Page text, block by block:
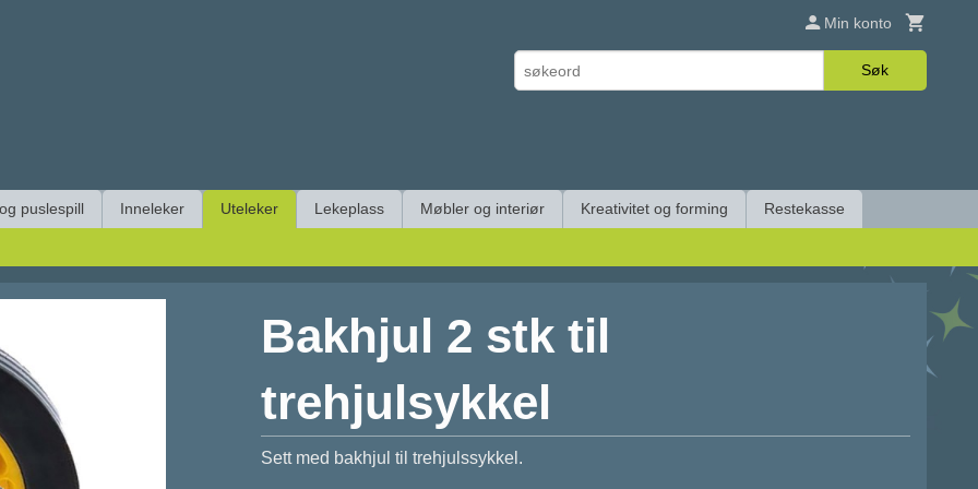
Min konto
Søk
puslespill Inneleker Uteleker Lekeplass Møbler og interiør Kreativitet og forming Restekasse
Bakhjul 2 stk til
trehjulsykkel
Sett med bakhjul til trehjulssykkel.